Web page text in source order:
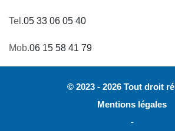
Tel.05 33 06 05 40
Mob.06 15 58 41 79
© 2023 - 2026 Tout droit
Mentions légales
-